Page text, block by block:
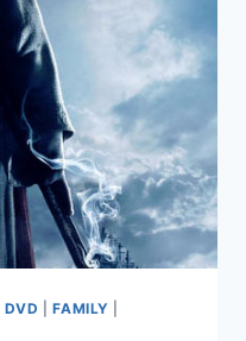
DVD |FAMILY